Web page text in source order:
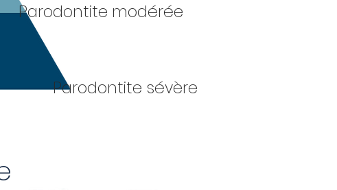
Parodontite modérée
Parodontite sévère